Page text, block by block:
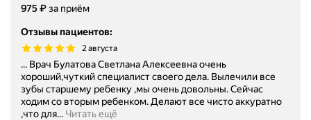
Цена
975 ₽за приём
Отзывы пациентов:
2 августа
... Врач Булатова Светлана Алексеевна очень
хороший,чуткий специалист своего дела. Вылечили все
зубы старшему ребенку ,мы очень довольны. Сейчас
ходим со вторым ребенком. Делают все чисто аккуратно
,что для... Читать ещё